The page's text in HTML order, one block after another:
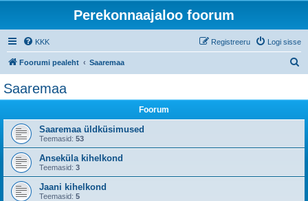
Perekonnaajaloo foorum
KKK Logi sisse
Registreeru
Foorumi pealeht Saaremaa
Saaremaa
Foorum
Saaremaa üldküsimused
Teemasid: 53
Anseküla kihelkond
Teemasid: 3
Jaani kihelkond
Teemasid: 5